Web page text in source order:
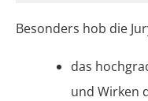
Besonders hob die
das
und Wirken